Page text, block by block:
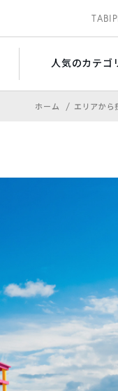
人気のカテゴ
ホーム エリアから